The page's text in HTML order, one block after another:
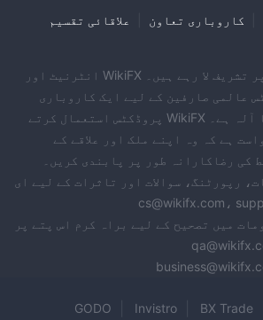
کاروباری تعاون علاقائی تقسیم
آپ WikiFX ویب سائٹ پر تشریف لا رہے ہیں۔ WikiFX انٹرنیٹ اور
عالمی صارفین کے لیے ایک کاروباری
معلومات تلاش کرنے کا آلہ ہے۔ WikiFX پروڈکٹس استعمال کرتے
ہے کہ وہ اپنے ملک اور علاقے کے
کی رضاکارانہ طور پر پابندی کریں۔
رپورٹنگ، سوالات اور تاثرات کے لیے ای
میں تصحیح کے لیے براہ کرم اس پتے پر
BX Trade
Invistro
GODO